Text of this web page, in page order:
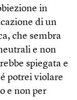
in
di un
che sembra
e non
spiegata e
potrei violare
e non per